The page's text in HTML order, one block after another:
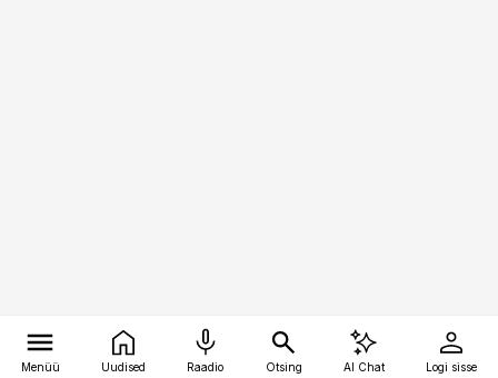
Menüü Uudised Raadio Otsing AI Chat Logi sisse